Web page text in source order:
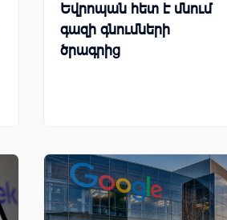
Եվրոպան հետ է մնում
գազի գնումների
ծրագրից